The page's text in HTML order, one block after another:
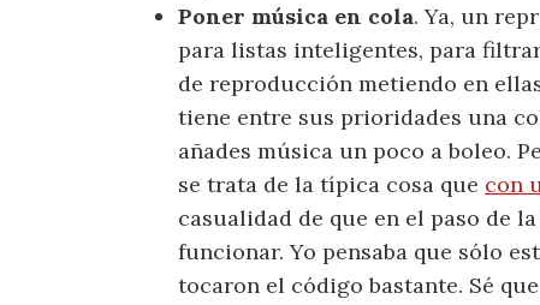
Poner música en cola. Ya, un
para listas inteligentes, para
de reproducción metiendo en
tiene entre sus prioridades una
añades música un poco a boleo.
se trata de la típica cosa que con
casualidad de que en el paso de
funcionar. Yo pensaba que sólo
tocaron el código bastante. Sé